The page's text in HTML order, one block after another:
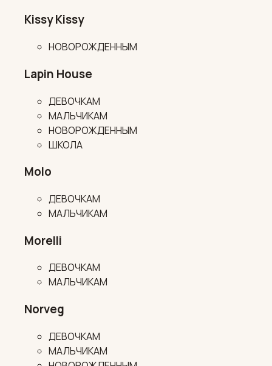
Kissy Kissy
НОВОРОЖДЕННЫМ
Lapin House
ДЕВОЧКАМ
МАЛЬЧИКАМ
НОВОРОЖДЕННЫМ
ШКОЛА
Molo
ДЕВОЧКАМ
МАЛЬЧИКАМ
Morelli
ДЕВОЧКАМ
МАЛЬЧИКАМ
Norveg
ДЕВОЧКАМ
МАЛЬЧИКАМ